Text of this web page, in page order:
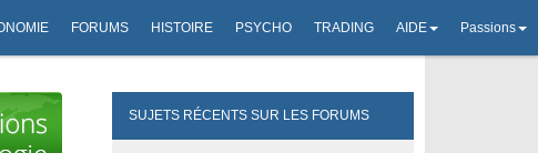
FORUMS HISTOIRE PSYCHO TRADING AIDE Passions
SUJETS RÉCENTS SUR LES FORUMS